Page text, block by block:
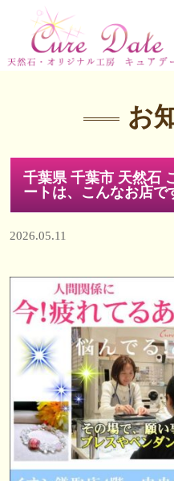
お
千葉県 千葉市 天然石
ートは、こんなお店で
2026.05.11